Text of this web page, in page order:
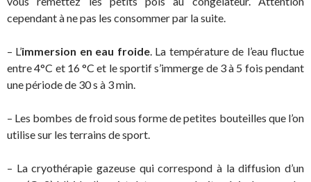
cependant à ne pas les consommer par la suite.
– L’immersion en eau froide. La température de l’eau fluctue
entre 4°C et 16 °C et le sportif s’immerge de 3 à 5 fois pendant
une période de 30 s à 3 min.
– Les bombes de froid sous forme de petites bouteilles que l’on
utilise sur les terrains de sport.
– La cryothérapie gazeuse qui correspond à la diffusion d’un